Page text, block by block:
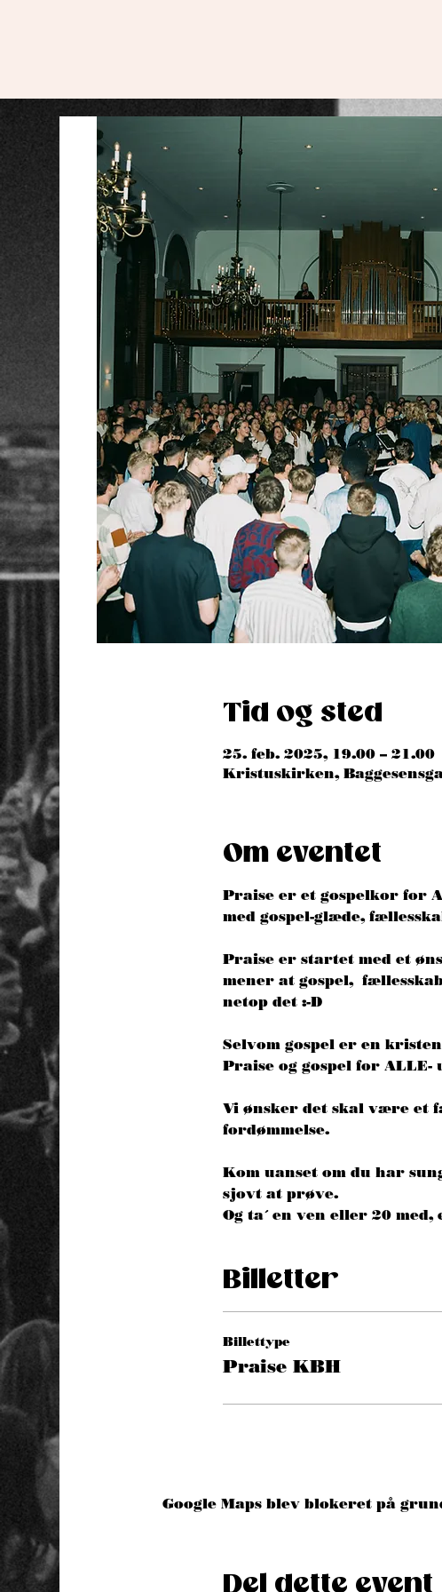
Tid og sted
25. feb. 2025, 19.00 – 21.00
Kristuskirken,
Om eventet
Praise er et gospelkor for
med gospel-glæde,
Praise er startet med et
mener at gospel,
netop det :-D
Selvom gospel er en
Praise og gospel for
Vi ønsker det skal være et
fordømmelse.
Kom uanset om du har
sjovt at prøve.
Og ta´ en ven eller 20
Billetter
Billettype
Praise KBH
Google Maps blev blokeret på
Del dette event